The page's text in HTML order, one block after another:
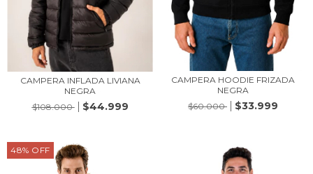
CAMPERA INFLADA LIVIANA
NEGRA
$108.000
$44.999
CAMPERA HOODIE FRIZADA
NEGRA
$60.000
$33.999
48% OFF